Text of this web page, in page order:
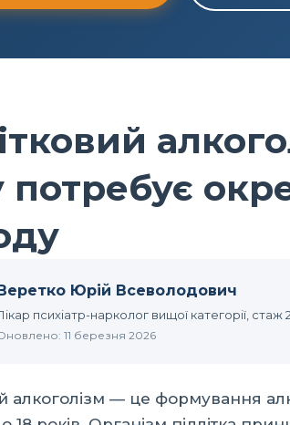
потребує
Юрій Всеволодович
психіатр-нарколог вищої категорії, стаж
11 березня 2026
алкоголізм — це формування